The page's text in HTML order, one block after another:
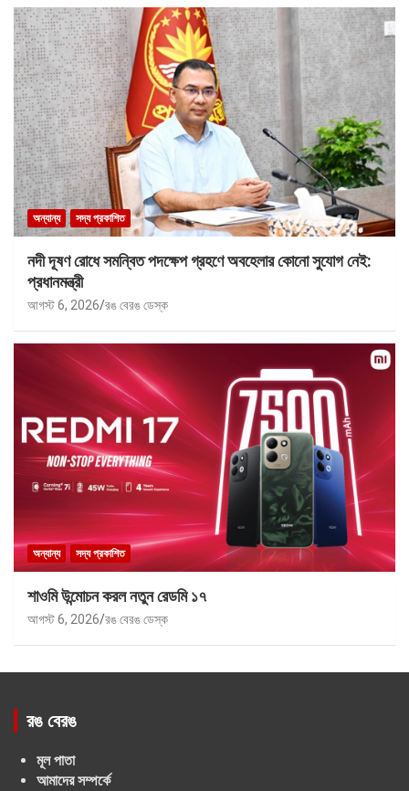
অন্যান্য সদ্য প্রকাশিত
নদী দূষণ রোধে সমন্বিত পদক্ষেপ গ্রহণে অবহেলার কোনো সুযোগ নেই:
প্রধানমন্ত্রী
আগস্ট 6, 2026 রঙ বেরঙ ডেস্ক
অন্যান্য সদ্য প্রকাশিত
শাওমি উন্মোচন করল নতুন রেডমি ১৭
আগস্ট 6, 2026 রঙ বেরঙ ডেস্ক
রঙ বেরঙ
মূল পাতা
আমাদের সম্পর্কে